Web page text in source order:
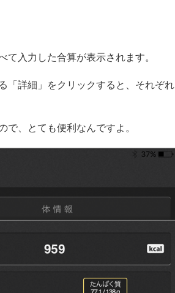
入力した合算が表示されます。
「詳細」をクリックすると、それぞれ
で、とても便利なんですよ。